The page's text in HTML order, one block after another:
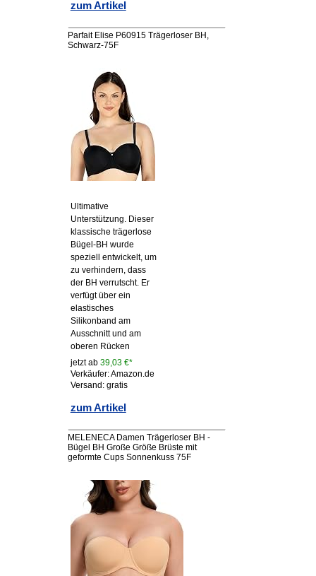
zum Artikel
Parfait Elise P60915 Trägerloser BH,
Schwarz-75F
Ultimative
Unterstützung. Dieser
klassische trägerlose
Bügel-BH wurde
speziell entwickelt, um
zu verhindern, dass
der BH verrutscht. Er
verfügt über ein
elastisches
Silikonband am
Ausschnitt und am
oberen Rücken
jetzt ab 39,03 €*
Verkäufer: Amazon.de
Versand: gratis
zum Artikel
MELENECA Damen Trägerloser BH -
Bügel BH Große Größe Brüste mit
geformte Cups Sonnenkuss 75F